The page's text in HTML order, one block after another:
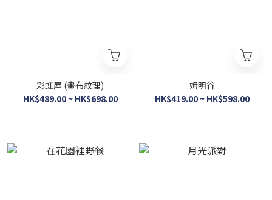
彩虹屋 (畫布紋理)
HK$489.00 ~ HK$698.00
姆明谷
HK$419.00 ~ HK$598.00